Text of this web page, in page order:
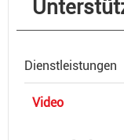
Dienstleistungen
Video